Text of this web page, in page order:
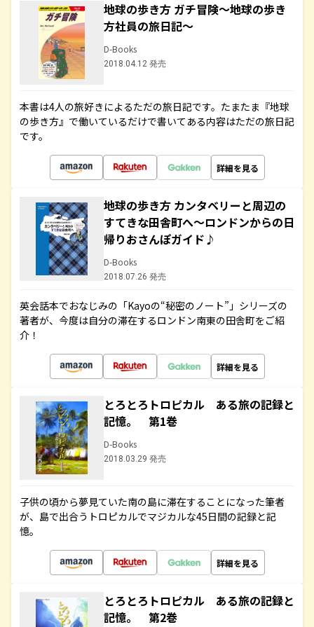
地球の歩き方 ガチ冒険～地球の歩き
方社員の旅日記～
D-Books
2018.04.12 発売
本書は4人の旅好きによるただの旅日記です。たまたま『地球
の歩き方』で働いているだけで書いてある内容はただの旅日記
です。
詳細を見る
地球の歩き方 カンタベリーと周辺の
すてきな田舎町へ～ロンドンからの日
帰りおさんぽガイド♪
D-Books
2018.07.26 発売
英会話本でおなじみの「Kayoの“秘密のノート”」シリーズの
著者が、今度は自分の滞在するロンドン南東の田舎町をご紹
介！
詳細を見る
とろとろトロピカル ある旅の記録と
記憶。 第1巻
D-Books
2018.03.29 発売
子供の頃から夢見ていた南の島に滞在することになった筆者
が、島で出合うトロピカルでマジカルな45日間の記録と記
憶。
詳細を見る
とろとろトロピカル ある旅の記録と
記憶。 第2巻